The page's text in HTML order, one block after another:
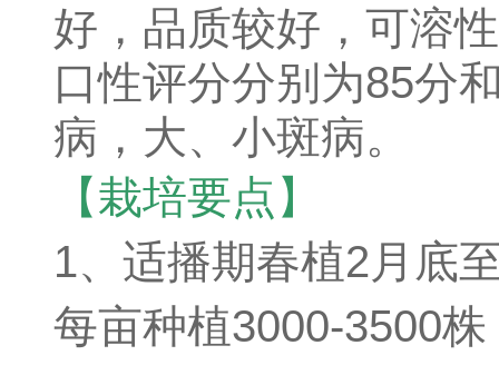
好，品质较好，可溶
口性评分分别为85分
病，大、小斑病。
【栽培要点】
1、适播期春植2月底
每亩种植3000-3500株